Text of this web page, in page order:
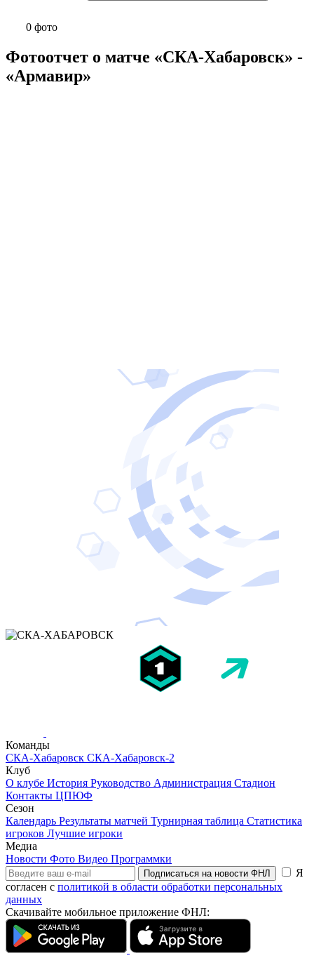
0 фото
Фотоотчет о матче «СКА-Хабаровск» -
«Армавир»
Команды
СКА-Хабаровск СКА-Хабаровск-2
Клуб
О клубе История Руководство Администрация Стадион
Контакты ЦПЮФ
Сезон
Календарь Результаты матчей Турнирная таблица Статистика
игроков Лучшие игроки
Медиа
Новости Фото Видео Программки
Подписаться на новости ФНЛ
Я
согласен с политикой в области обработки персональных
данных
Скачивайте мобильное приложение ФНЛ: